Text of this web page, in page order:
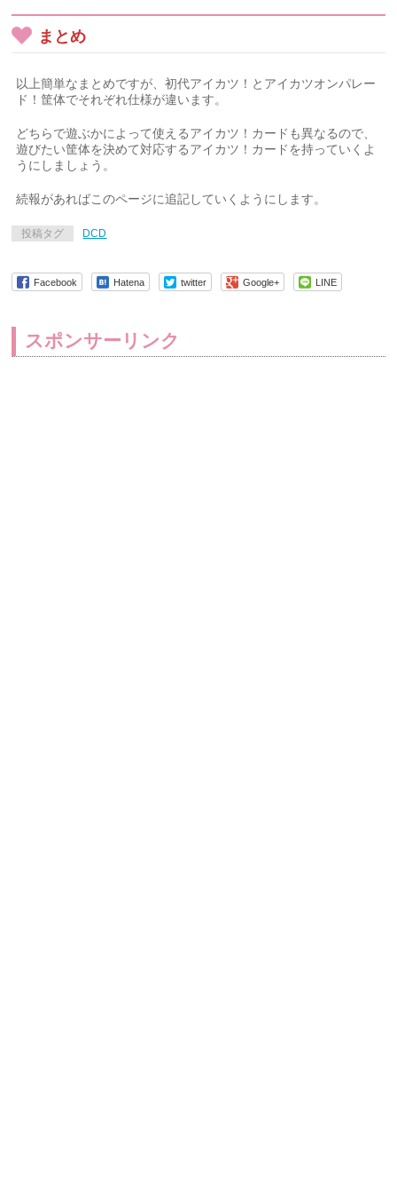
まとめ
以上簡単なまとめですが、初代アイカツ！とアイカツオンパレー
ド！筐体でそれぞれ仕様が違います。
どちらで遊ぶかによって使えるアイカツ！カードも異なるので、
遊びたい筐体を決めて対応するアイカツ！カードを持っていくよ
うにしましょう。
続報があればこのページに追記していくようにします。
投稿タグ DCD
Facebook Hatena twitter Google+ LINE
スポンサーリンク